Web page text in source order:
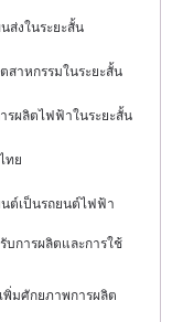
ส่งในระยะสั้น
สาหกรรมในระยะสั้น
รผลิตไฟฟ้าในระยะสั้น
ทย
ต์เป็นรถยนต์ไฟฟ้า
บการผลิตและการใช้
พิ่มศักยภาพการผลิต